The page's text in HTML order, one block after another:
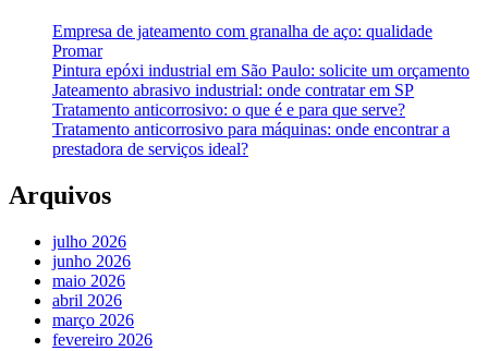
Empresa de jateamento com granalha de aço: qualidade
Promar
Pintura epóxi industrial em São Paulo: solicite um orçamento
Jateamento abrasivo industrial: onde contratar em SP
Tratamento anticorrosivo: o que é e para que serve?
Tratamento anticorrosivo para máquinas: onde encontrar a
prestadora de serviços ideal?
Arquivos
julho 2026
junho 2026
maio 2026
abril 2026
março 2026
fevereiro 2026